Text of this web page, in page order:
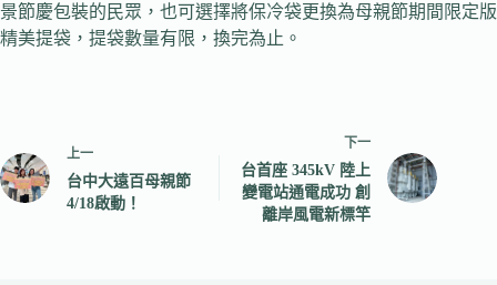
景節慶包裝的民眾，也可選擇將保冷袋更換為母親節期間限定版
精美提袋，提袋數量有限，換完為止。
上一
台中大遠百母親節
4/18啟動！
下一
台首座 345kV 陸上
變電站通電成功 創
離岸風電新標竿